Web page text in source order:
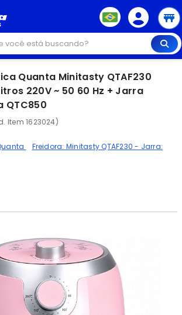
Quanta Minitasty QTAF230
220V ~ 50 60 Hz + Jarra
QTC850
Item 1623024)
Freidora: Minitasty QTAF230 - Jarra: